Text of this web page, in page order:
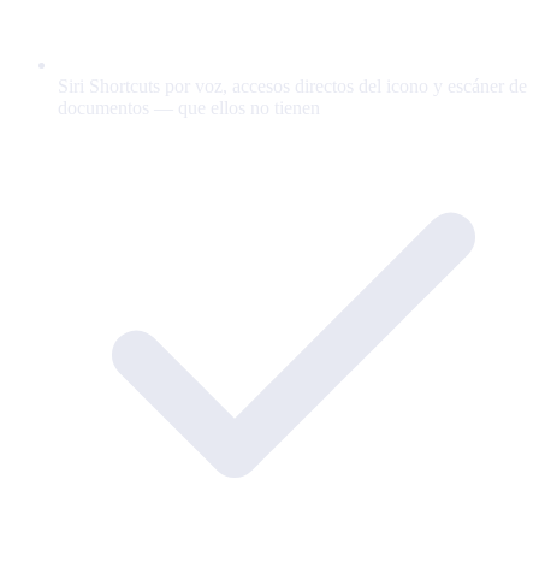
Siri Shortcuts por voz, accesos directos del icono y escáner de
documentos — que ellos no tienen